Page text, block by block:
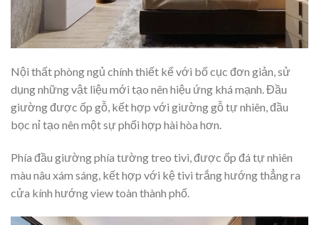
Nội thất phòng ngủ chính thiết kế với bố cục đơn giản, sử
dụng những vật liệu mới tạo nên hiệu ứng khá mạnh. Đầu
giường được ốp gỗ, kết hợp với giường gỗ tự nhiên, đầu
bọc nỉ tạo nên một sự phối hợp hài hòa hơn.
Phía đầu giường phía tường treo tivi, được ốp đá tự nhiên
màu nâu xám sáng, kết hợp với kệ tivi trắng hướng thẳng ra
cửa kính hướng view toàn thành phố.